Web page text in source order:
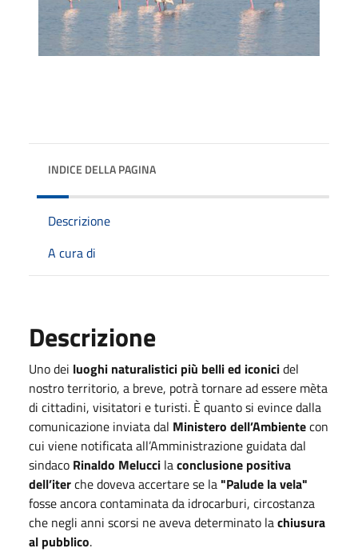
INDICE DELLA PAGINA
Descrizione
A cura di
Descrizione
Uno dei luoghi naturalistici più belli ed iconicidel
nostro territorio, a breve, potrà tornare ad essere mèta
di cittadini, visitatori e turisti. È quanto si evince dalla
comunicazione inviata dal Ministero dell’Ambientecon
cui viene notificata all’Amministrazione guidata dal
sindaco Rinaldo Melucci laconclusione positiva
dell’iterche doveva accertare se la"Palude la vela"
fosse ancora contaminata da idrocarburi, circostanza
che negli anni scorsi ne aveva determinato lachiusura
al pubblico.